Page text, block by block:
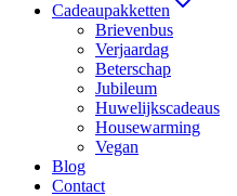
Cadeaupakketten
Brievenbus
Verjaardag
Beterschap
Jubileum
Huwelijkscadeaus
Housewarming
Vegan
Blog
Contact